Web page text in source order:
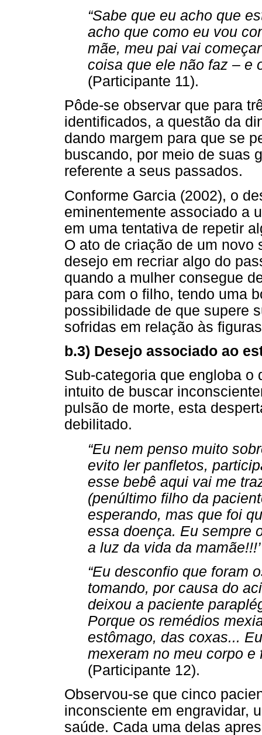
“Sabe que eu acho que
acho que como eu vou
mãe, meu pai vai
coisa que ele não faz – e
(Participante 11).
Pôde-se observar que para
identificados, a questão da
dando margem para que se
buscando, por meio de suas
referente a seus passados.
Conforme Garcia (2002), o
eminentemente associado a
em uma tentativa de repetir
O ato de criação de um novo
desejo em recriar algo do
quando a mulher consegue
para com o filho, tendo uma
possibilidade de que supere
sofridas em relação às
b.3) Desejo associado ao
Sub-categoria que engloba o
intuito de buscar
pulsão de morte, esta
debilitado.
“Eu nem penso muito
evito ler panfletos,
esse bebê aqui vai me
(penúltimo filho da
esperando, mas que foi
essa doença. Eu sempre
a luz da vida da
“Eu desconfio que foram
tomando, por causa do
deixou a paciente
Porque os remédios
estômago, das coxas...
mexeram no meu corpo e
(Participante 12).
Observou-se que cinco
inconsciente em engravidar,
saúde. Cada uma delas